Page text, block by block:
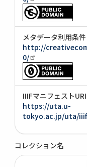
メタデータ利用条件
http://
0/
IIIFマニフェストURI
https://uta.u-
tokyo.ac.jp/uta/
コレクション名